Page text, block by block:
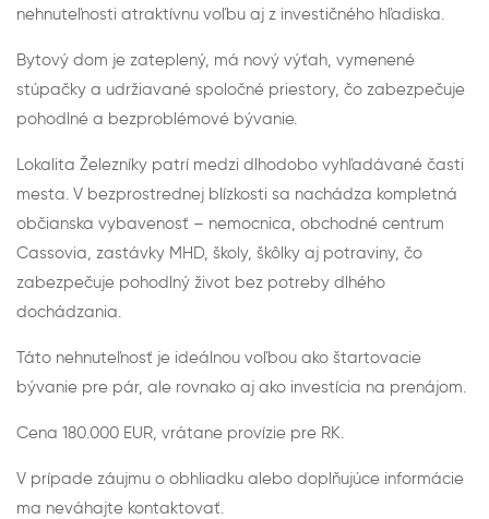
nehnuteľnosti atraktívnu voľbu aj z investičného hľadiska.
Bytový dom je zateplený, má nový výťah, vymenené
stúpačky a udržiavané spoločné priestory, čo zabezpečuje
pohodlné a bezproblémové bývanie.
Lokalita Železníky patrí medzi dlhodobo vyhľadávané časti
mesta. V bezprostrednej blízkosti sa nachádza kompletná
občianska vybavenosť – nemocnica, obchodné centrum
Cassovia, zastávky MHD, školy, škôlky aj potraviny, čo
zabezpečuje pohodlný život bez potreby dlhého
dochádzania.
Táto nehnuteľnosť je ideálnou voľbou ako štartovacie
bývanie pre pár, ale rovnako aj ako investícia na prenájom.
Cena 180.000 EUR, vrátane provízie pre RK.
V prípade záujmu o obhliadku alebo doplňujúce informácie
ma neváhajte kontaktovať.